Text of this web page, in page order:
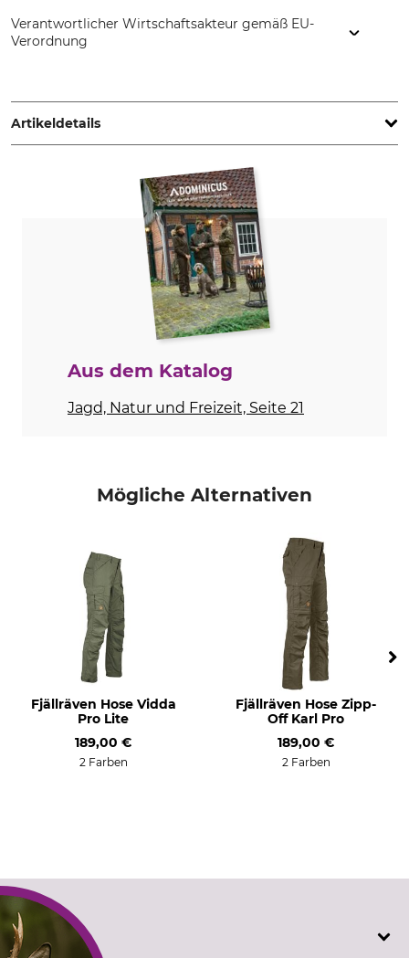
Verantwortlicher Wirtschaftsakteur gemäß EU-
Verordnung
Sweden, www.fjallraven.com
Artikeldetails
Produkttyp
Pullover
Modellbezeichnung
Oberstoff
100% Wolle
Nichttextile Teile tierischen
Ursprungs
Ja
Waschen
Handwäsche
Nicht bleichen
Trocknen
Bügeln
Professionelle Textilpflege
Für
dark olive
Konfektionsgröße
Aus dem Katalog
Jagd, Natur und Freizeit, Seite 21
Mögliche Alternativen
Fjällräven Hose Vidda
Pro Lite
189,00 €
2 Farben
Fjällräven Hose Zipp-
Off Karl Pro
189,00 €
2 Farben
SERVICE